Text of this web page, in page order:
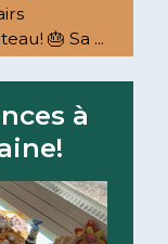
🎂 Sa ...
à